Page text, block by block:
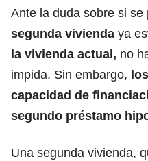
Ante la duda sobre si se
segunda vivienda ya
la vivienda actual, no
impida. Sin embargo,
capacidad de
segundo préstamo
Una segunda vivienda,